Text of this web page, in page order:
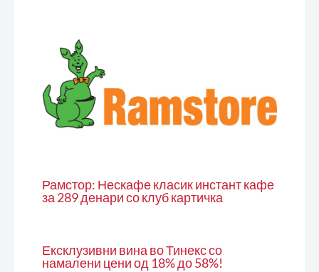
Рамстор: Нескафе класик инстант кафе
за 289 денари со клуб картичка
Ексклузивни вина во Тинекс со
намалени цени од 18% до 58%!